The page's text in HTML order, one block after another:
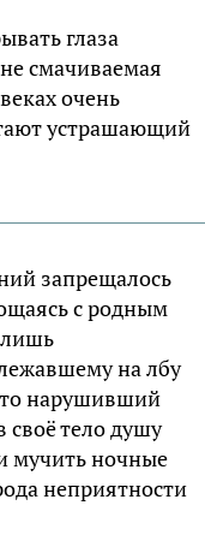
глаза
смачиваемая
очень
устрашающий
запрещалось
с родным
на лбу
нарушивший
своё тело душу
мучить ночные
неприятности